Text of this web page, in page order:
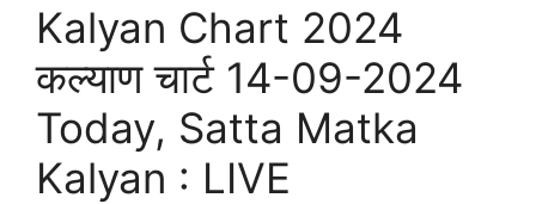
Kalyan Chart 2024
कल्याण चार्ट 14-09-2024
Today, Satta Matka
Kalyan : LIVE